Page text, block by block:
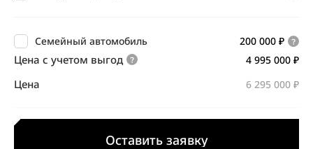
200 000 ₽
Семейный автомобиль
Цена с учетом выгод 4 995 000 ₽
Цена 6 295 000 ₽
Оставить заявку